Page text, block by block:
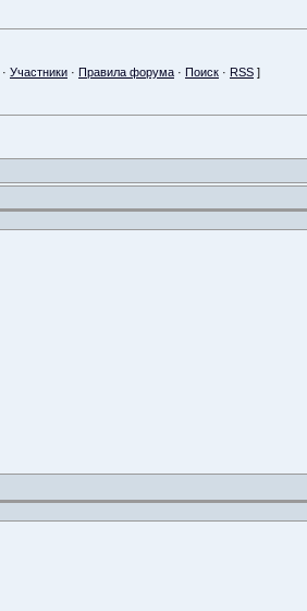
· Участники · Правила форума · Поиск · RSS ]